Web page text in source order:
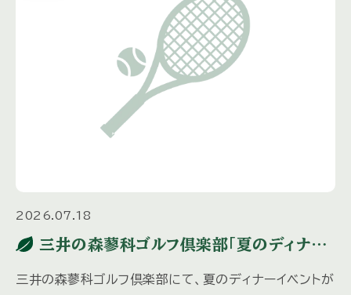
2026.07.18
三井の森蓼科ゴルフ倶楽部「夏のディナー
三井の森蓼科ゴルフ倶楽部にて、夏のディナーイベントが